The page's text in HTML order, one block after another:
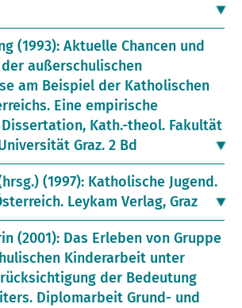
(1993): Aktuelle Chancen und
außerschulischen
am Beispiel der Katholischen
Eine empirische
Kath.-theol. Fakultät
Graz. 2 Bd
(1997): Katholische Jugend.
Leykam Verlag, Graz
(2001): Das Erleben von Gruppe
Kinderarbeit unter
der Bedeutung
Diplomarbeit Grund- und